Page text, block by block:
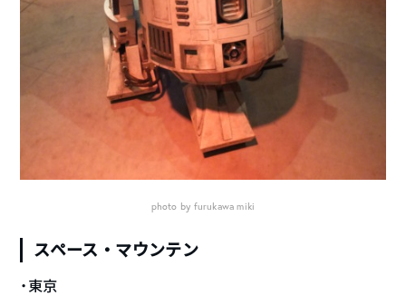
photo by furukawa miki
スペース・マウンテン
・東京